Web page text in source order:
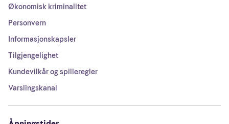
Økonomisk kriminalitet
Personvern
Informasjonskapsler
Tilgjengelighet
Kundevilkår og spilleregler
Varslingskanal